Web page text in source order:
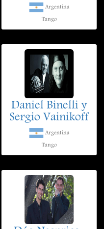
Argentina
Tango
Daniel Binelli y
Sergio Vainikoff
Argentina
Tango